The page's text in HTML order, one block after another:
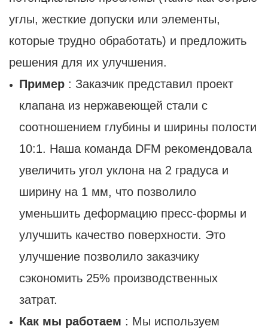
углы, жесткие допуски или элементы,
которые трудно обработать) и предложить
решения для их улучшения.
Пример : Заказчик представил проект
клапана из нержавеющей стали с
соотношением глубины и ширины полости
10:1. Наша команда DFM рекомендовала
увеличить угол уклона на 2 градуса и
ширину на 1 мм, что позволило
уменьшить деформацию пресс-формы и
улучшить качество поверхности. Это
улучшение позволило заказчику
сэкономить 25% производственных
затрат.
Как мы работаем : Мы используем